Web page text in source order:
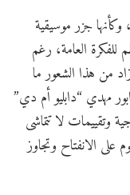
جزر موسيقية
العامة، رغم
من هذا الشعور ما
مهدي “دابليو أم دي”
وتقييمات لا تتماشى
على الانفتاح وتجاوز